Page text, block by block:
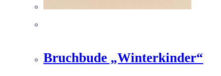
Bruchbude „Winterkinder“